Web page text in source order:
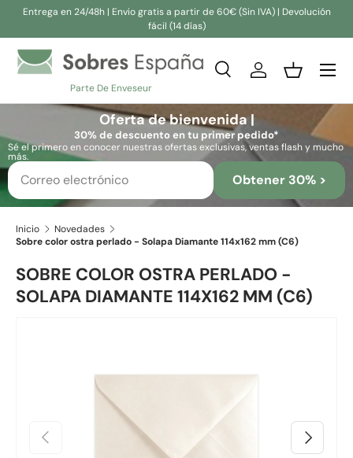
Entrega en 24/48h | Envio gratis a partir de 60€ (Sin IVA) | Devolución
fácil (14 días)
Parte De Enveseur
Buscar
Buscar
BuscarIniciar sesión
Cesta
Oferta de bienvenida |
30% de descuento en tu primer pedido*
Sé el primero en conocer nuestras ofertas exclusivas, ventas flash y mucho
más.
Obtener 30% >
Inicio
Novedades
Sobre color ostra perlado - Solapa Diamante 114x162 mm (C6)
SOBRE COLOR OSTRA PERLADO -
SOLAPA DIAMANTE 114X162 MM (C6)
Anterior Siguiente